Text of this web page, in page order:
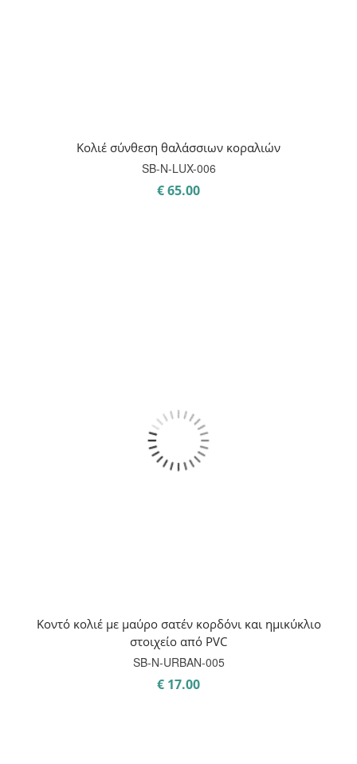
Κολιέ σύνθεση θαλάσσιων κοραλιών
SB-Ν-LUX-006
€65.00
Κοντό κολιέ με μαύρο σατέν κορδόνι και ημικύκλιο
στοιχείο από PVC
SB-N-URBAN-005
€ 17.00